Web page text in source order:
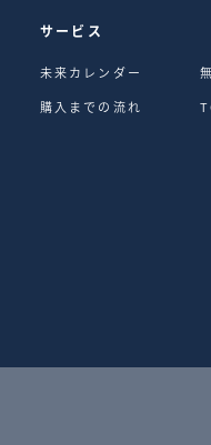
サービス
未来カレンダー
購入までの流れ